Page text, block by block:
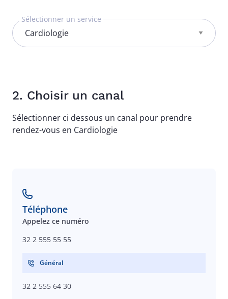
Sélectionner un service
2. Choisir un canal
Sélectionner ci dessous un canal pour prendre
rendez-vous en Cardiologie
Téléphone
Appelez ce numéro
32 2 555 55 55
Général
32 2 555 64 30